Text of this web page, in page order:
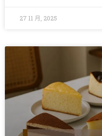
27 11 月, 2025